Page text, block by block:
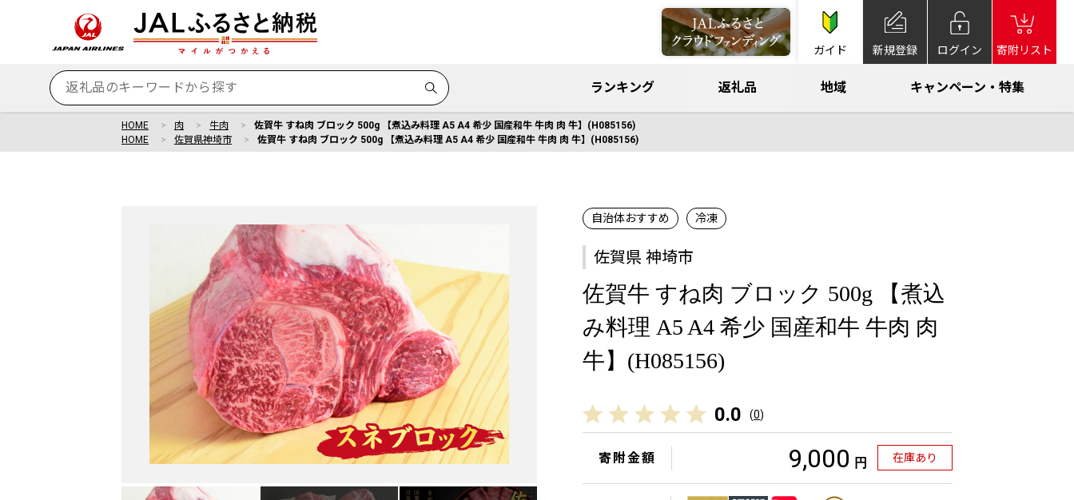
ガイド 新規登録 ログイン 寄附リスト
ランキング 返礼品 地域 キャンペーン・特集
HOME 肉 牛肉
佐賀牛 すね肉 ブロック 500g 【煮込み料理 A5 A4 希少 国産和牛 牛肉 肉 牛】(H085156)
HOME
佐賀県神埼市 佐賀牛 すね肉 ブロック 500g 【煮込み料理 A5 A4 希少 国産和牛 牛肉 肉 牛】(H085156)
自治体おすすめ 冷凍
佐賀県 神埼市
佐賀牛 すね肉 ブロック 500g 【煮込
み料理 A5 A4 希少 国産和牛 牛肉 肉
牛】(H085156)
0.0 (0)
寄附金額 9,000 円 在庫あり